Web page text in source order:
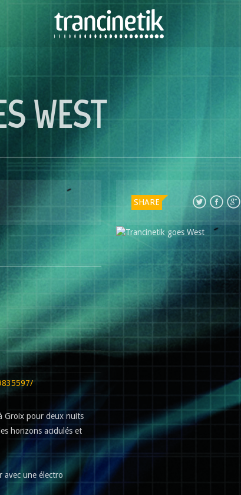
WEST
Groix pour deux nuits
horizons acidulés et
avec une électro
SHARE